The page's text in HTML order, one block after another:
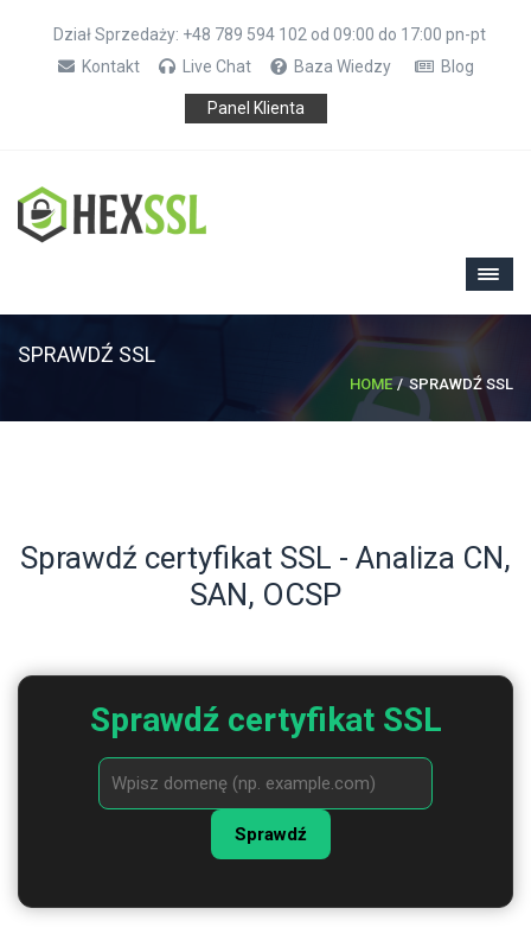
Dział Sprzedaży: +48 789 594 102 od 09:00 do 17:00 pn-pt
Kontakt
Live Chat Baza Wiedzy Blog
Panel Klienta
SPRAWDŹ SSL
HOME SPRAWDŹ SSL
Sprawdź certyfikat SSL - Analiza CN,
SAN, OCSP
Sprawdź certyfikat SSL
Sprawdź